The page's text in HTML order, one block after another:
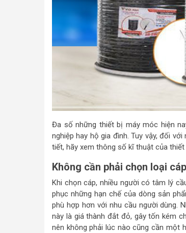
Đa số những thiết bị máy móc hiện
nghiệp hay hộ gia đình. Tuy vậy, đối
tiết, hãy xem thông số kĩ thuật của
Không cần phải chọn loại
Khi chọn cáp, nhiều người có tâm lý
phục những hạn chế của dòng sản
phù hợp hơn với nhu cầu người dùng.
này là giá thành đắt đỏ, gây tốn kém
nên không phải lúc nào cũng cần một